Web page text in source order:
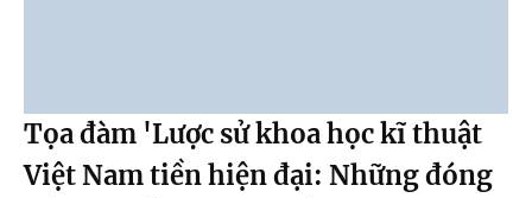
Tọa đàm 'Lược sử khoa học kĩ thuật
Việt Nam tiền hiện đại: Những đóng